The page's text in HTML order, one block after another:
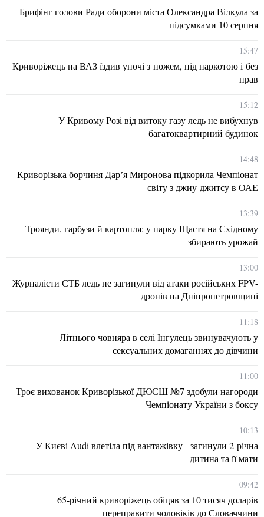
Брифінг голови Ради оборони міста Олександра Вілкула за
підсумками 10 серпня
15:47
Криворіжець на ВАЗ їздив уночі з ножем, під наркотою і без
прав
15:12
У Кривому Розі від витоку газу ледь не вибухнув
багатоквартирний будинок
14:48
Криворізька борчиня Дарʼя Миронова підкорила Чемпіонат
світу з джиу-джитсу в ОАЕ
13:39
Троянди, гарбузи й картопля: у парку Щастя на Східному
збирають урожай
13:00
Журналісти СТБ ледь не загинули від атаки російських FPV-
дронів на Дніпропетровщині
11:18
Літнього човняра в селі Інгулець звинувачують у
сексуальних домаганнях до дівчини
11:00
Троє вихованок Криворізької ДЮСШ №7 здобули нагороди
Чемпіонату України з боксу
10:13
У Києві Audi влетіла під вантажівку - загинули 2-річна
дитина та її мати
09:42
65-річний криворіжець обіцяв за 10 тисяч доларів
переправити чоловіків до Словаччини